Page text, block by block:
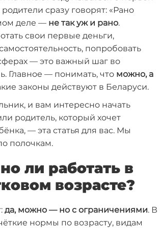
сразу говорят: «Рано
деле — не так уж и рано.
свои первые деньги,
попробовать
— это важный шаг во
Главное — понимать, что можно, а
законы действуют в Беларуси.
и вам интересно начать
родитель, который хочет
— эта статья для вас. Мы
полочкам.
ли работать в
возрасте?
да, можно — но с ограничениями. В
нормы по возрасту, видам